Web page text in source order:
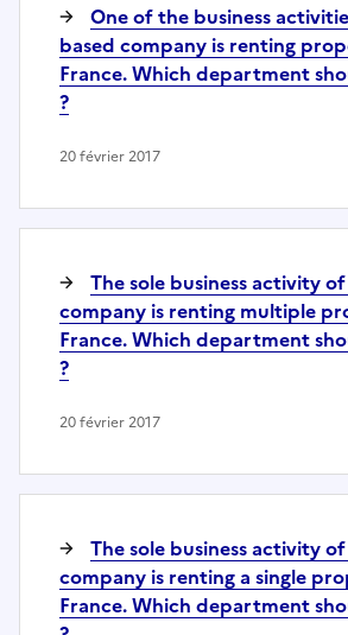
One of the business
based company is renting
France. Which department
?
20 février 2017
The sole business activity
company is renting multiple
France. Which department
?
20 février 2017
The sole business activity
company is renting a single
France. Which department